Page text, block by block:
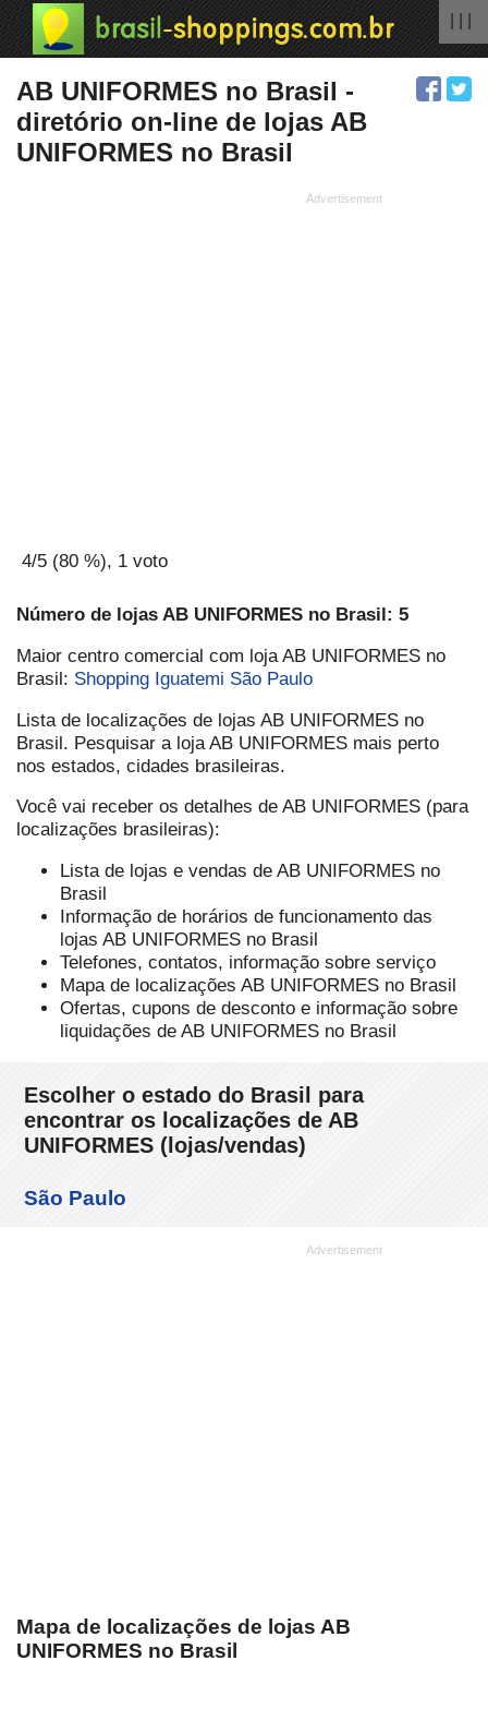
AB UNIFORMES no Brasil -
diretório on-line de lojas AB
UNIFORMES no Brasil
4/5 (80 %), 1 voto
Número de lojas AB UNIFORMES no Brasil: 5
Maior centro comercial com loja AB UNIFORMES no
Brasil: Shopping Iguatemi São Paulo
Lista de localizações de lojas AB UNIFORMES no
Brasil. Pesquisar a loja AB UNIFORMES mais perto
nos estados, cidades brasileiras.
Você vai receber os detalhes de AB UNIFORMES (para
localizações brasileiras):
Lista de lojas e vendas de AB UNIFORMES no
Brasil
Informação de horários de funcionamento das
lojas AB UNIFORMES no Brasil
Telefones, contatos, informação sobre serviço
Mapa de localizações AB UNIFORMES no Brasil
Ofertas, cupons de desconto e informação sobre
liquidações de AB UNIFORMES no Brasil
Escolher o estado do Brasil para
encontrar os localizações de AB
UNIFORMES (lojas/vendas)
São Paulo
Mapa de localizações de lojas AB
UNIFORMES no Brasil